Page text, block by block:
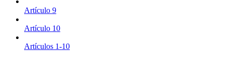
Artículo 9
Artículo 10
Artículos 1-10